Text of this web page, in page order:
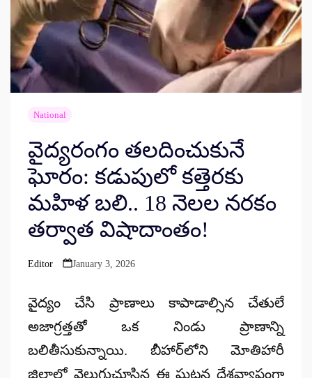
National
వైద్యరంగం తలదించుకునే
ఘోరం: కడుపులో కత్తెరకు
మహిళ బలి.. 18 నెలల నరకం
తర్వాత విషాదాంతం!
Posted
Editor January 3, 2026
వైద్యం చేసి ప్రాణాలు కాపాడాల్సిన చేతులే
అజాగ్రత్తతో ఒక నిండు ప్రాణాన్ని
బలితీసుకున్నాయి. బీహార్‌లోని మోతిహారీ
జిల్లాలో వెలుగుచూసిన ఈ ఘటన దేశవ్యాప్తంగా